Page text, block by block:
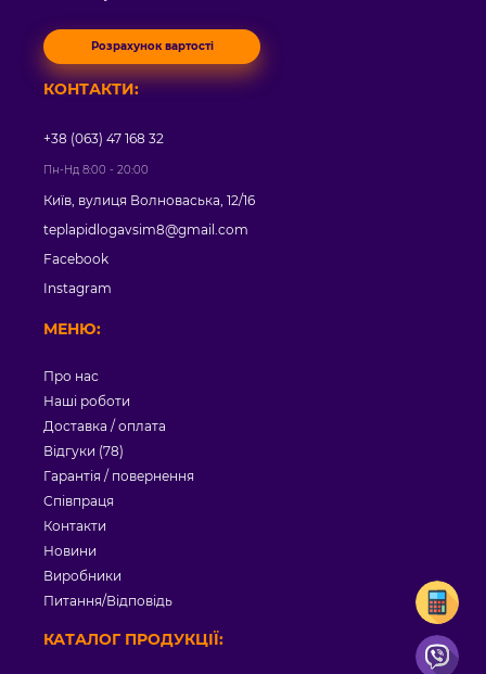
Розрахунок вартості
МЕНЮ:
Про нас
Наші роботи
Доставка / оплата
Відгуки (78)
Гарантія / повернення
Співпраця
Контакти
Новини
Виробники
Питання/Відповідь
КАТАЛОГ ПРОДУКЦІЇ:
КОНТАКТИ:
+38 (063) 47 168 32
Пн-Нд 8:00 - 20:00
Київ, вулиця Волноваська, 12/16
teplapidlogavsim8@gmail.com
Facebook
Instagram